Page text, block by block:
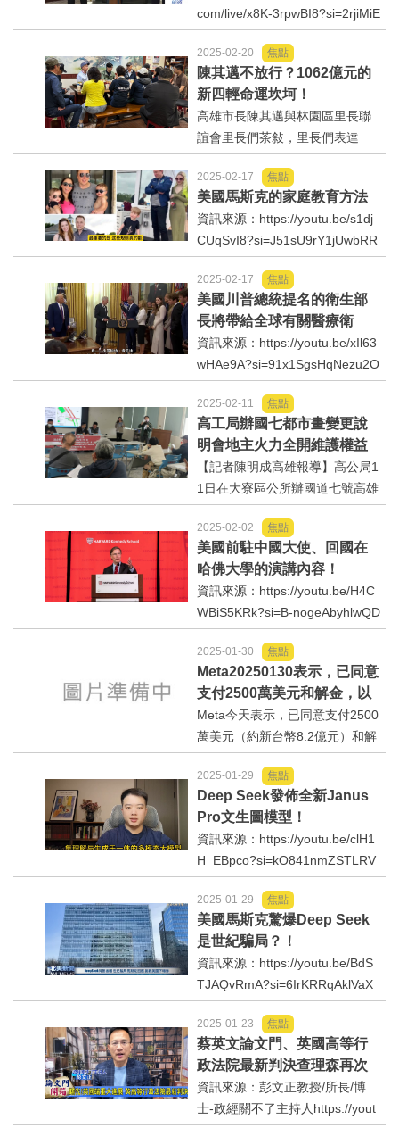
考試/監察
國安/國防/外交
綠能
自然/地理/景觀/地球
財務金融/稅制改革
選舉/民調
生物科技
發明/專利
文化資產/文物保護
com/live/x8K-3rpwBI8?si=2rjiMiE
WrGReSgEa在川普總統見證
下，台積電總裁魏哲家3日在白宮
宣布在美國增加投資1000億美
元；川普說，有了這項投資『如
果台灣出事，美國也會有很大...
2025-02-20 焦點
陳其邁不放行？1062億元的
新四輕命運坎坷！
高雄市長陳其邁與林園區里長聯
誼會里長們茶敍，里長們表達
「不反對」中油新四輕更新。照
片網友提供。文/黄世澤中油新四
輕投資案命運坎坷，在蔡英文執
政時期躺在行政院三年，預算從8
23億元提高至1062億元，...
2025-02-17 焦點
美國馬斯克的家庭教育方法
資訊來源：https://youtu.be/s1dj
CUqSvI8?si=J51sU9rY1jUwbRR
E
2025-02-17 焦點
美國川普總統提名的衛生部
長將帶給全球有關醫療衛
生、藥廠、慢性病、疫苗.等
的重大訊息與改革⋯
資訊來源：https://youtu.be/xIl63
wHAe9A?si=91x1SgsHqNezu2O
D
2025-02-11 焦點
高工局辦國七都市畫變更說
明會地主火力全開維護權益
【記者陳明成高雄報導】高公局1
1日在大寮區公所辦國道七號高雄
段新建工程都市計劃變更及閱覽
說明會，將陸續辦21場。陳姓地
主表示，政府施政應該要誠信，
沒有公平正義的優化路線有如強
盗，不給地主合理滿意的作...
2025-02-02 焦點
美國前駐中國大使、回國在
哈佛大學的演講內容！
資訊來源：https://youtu.be/H4C
WBiS5KRk?si=B-nogeAbyhlwQD
mk
2025-01-30 焦點
Meta20250130表示，已同意
支付2500萬美元和解金，以
結束美國總統川普對Meta與
執行長祖克柏提起的訴訟。
Meta今天表示，已同意支付2500
萬美元（約新台幣8.2億元）和解
金，以結束美國總統川普對Meta
與執行長祖克柏（MarkZuckerbe
rg）提起的訴訟。川普2021年曾
指控Meta旗下社群媒體臉書與Ins
tagram在國會襲擊案之後不...
2025-01-29 焦點
Deep Seek發佈全新Janus
Pro文生圖模型！
資訊來源：https://youtu.be/clH1
H_EBpco?si=kO841nmZSTLRV
sAz
2025-01-29 焦點
美國馬斯克驚爆Deep Seek
是世紀騙局？！
資訊來源：https://youtu.be/BdS
TJAQvRmA?si=6IrKRRqAklVaX
ZGs
2025-01-23 焦點
蔡英文論文門、英國高等行
政法院最新判決查理森再次
勝訴。黑暗中摸索前進、有
突破性的曙光與進展！
資訊來源：彭文正教授/所長/博
士-政經關不了主持人https://yout